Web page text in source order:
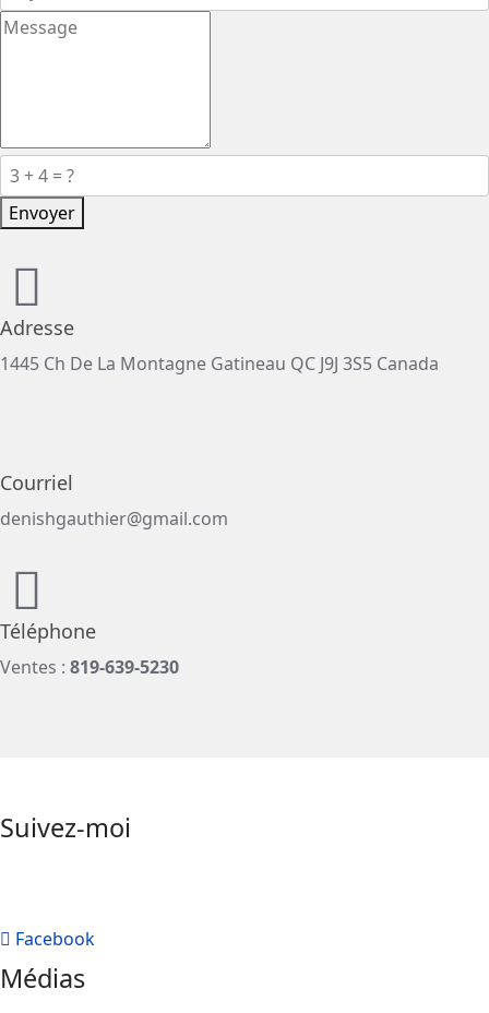
Envoyer
Adresse
1445 Ch De La Montagne Gatineau QC J9J 3S5 Canada
Courriel
denishgauthier@gmail.com
Téléphone
Ventes : ‭ 819-639-5230
Suivez-moi
Facebook
Médias